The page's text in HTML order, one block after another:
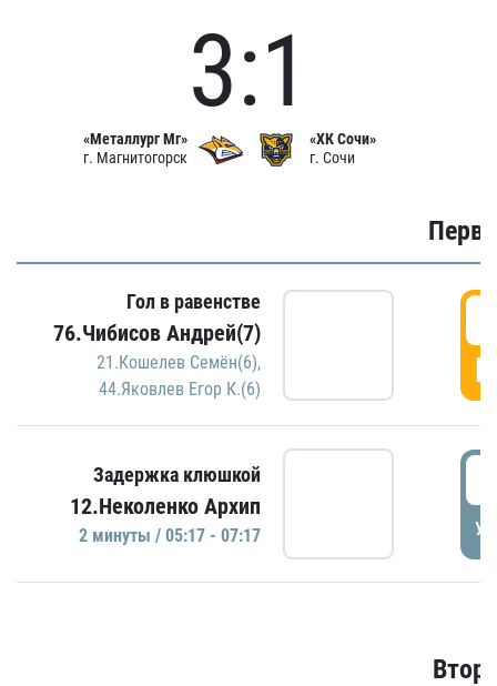
«Металлург Мг»
г. Магнитогорск
3:1
«ХК Сочи»
г. Сочи
Гол в равенстве
76.Чибисов Андрей(7)
21.Кошелев Семён(6),
44.Яковлев Егор К.(6)
Задержка клюшкой
12.Неколенко Архип
2 минуты / 05:17 - 07:17